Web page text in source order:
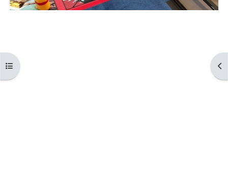
打开课程索引 打
视